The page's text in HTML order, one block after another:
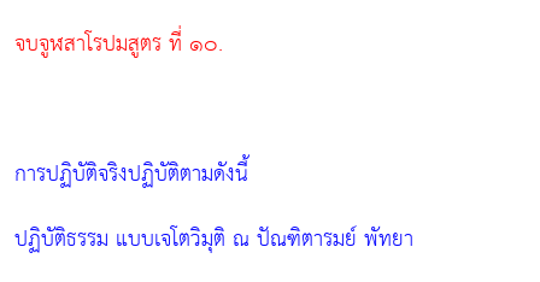
จบจูฬสาโรปมสูตร ที่ ๑๐.
การปฏิบัติจริงปฏิบัติตามดังนี้
ปฏิบัติธรรม แบบเจโตวิมุติ ณ ปัณฑิตารมย์ พัทยา